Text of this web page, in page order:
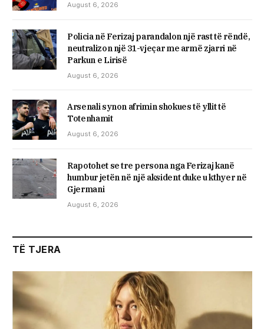
August 6, 2026
Policia në Ferizaj parandalon një rast të rëndë,
neutralizon një 31-vjeçar me armë zjarri në
Parkun e Lirisë
August 6, 2026
Arsenali synon afrimin shokues të yllit të
Totenhamit
August 6, 2026
Rapotohet se tre persona nga Ferizaj kanë
humbur jetën në një aksident duke u kthyer në
Gjermani
August 6, 2026
TË TJERA